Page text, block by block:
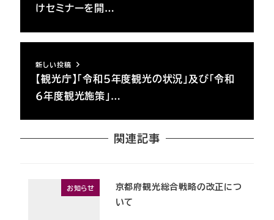
けセミナーを開…
新しい投稿
【観光庁】「令和５年度観光の状況」及び「令和
６年度観光施策」…
関連記事
お知らせ
京都府観光総合戦略の改正につ
いて